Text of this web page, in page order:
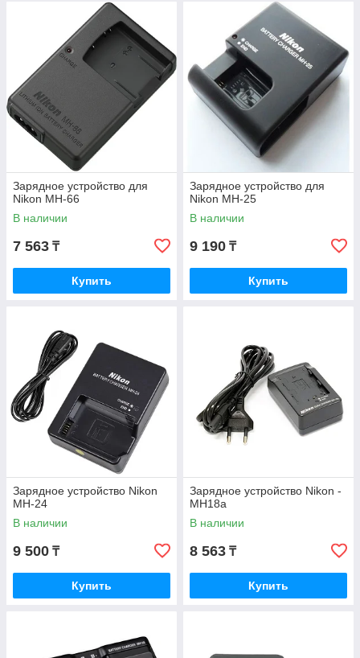
Зарядное устройство для
Nikon MH-66
В наличии
7 563 ₸
Купить
Зарядное устройство для
Nikon MH-25
В наличии
9 190 ₸
Купить
Зарядное устройство Nikon
MH-24
В наличии
9 500 ₸
Купить
Зарядное устройство Nikon -
MH18a
В наличии
8 563 ₸
Купить